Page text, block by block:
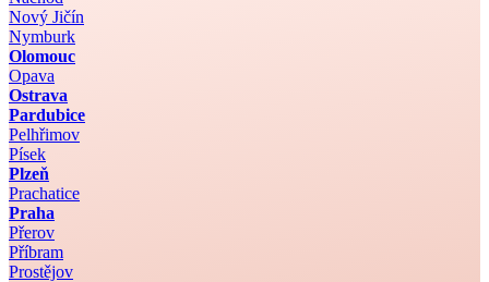
Nový Jičín
Nymburk
Olomouc
Opava
Ostrava
Pardubice
Pelhřimov
Písek
Plzeň
Prachatice
Praha
Přerov
Příbram
Prostějov